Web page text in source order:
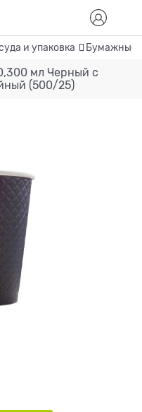
и упаковка Бумажные
мл Черный с
(500/25)